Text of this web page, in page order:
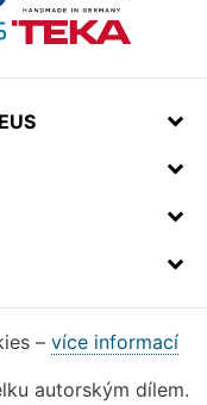
– více informací
autorským dílem.